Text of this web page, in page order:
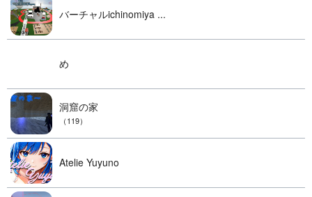
バーチャルichinomiya ...
め
洞窟の家
（119）
Atelie Yuyuno